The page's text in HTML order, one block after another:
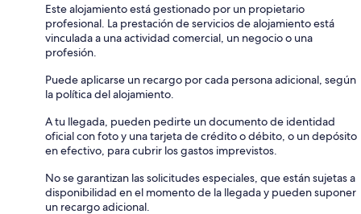
Este alojamiento está gestionado por un propietario
profesional. La prestación de servicios de alojamiento está
vinculada a una actividad comercial, un negocio o una
profesión.
Puede aplicarse un recargo por cada persona adicional, según
la política del alojamiento.
A tu llegada, pueden pedirte un documento de identidad
oficial con foto y una tarjeta de crédito o débito, o un depósito
en efectivo, para cubrir los gastos imprevistos.
No se garantizan las solicitudes especiales, que están sujetas a
disponibilidad en el momento de la llegada y pueden suponer
un recargo adicional.